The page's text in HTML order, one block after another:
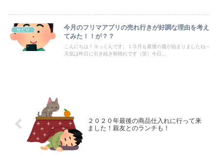
せどり
今月のフリマアプリの売れ行きが好調な理由を考え
てみた！！が？？
こんにちは！ヨっくんです。１０月も最後の週が始まりましたね～
天気は昨日に引き続き秋晴れです（笑）今日...
２０２０年最後の商品仕入れに行って来
ました！親友とのランチも！